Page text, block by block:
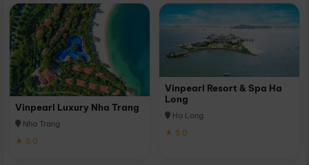
Vinpearl Luxury Nha Trang
Nha Trang
★ 5.0
Vinpearl Resort & Spa Ha
Long
Hạ Long
★ 5.0